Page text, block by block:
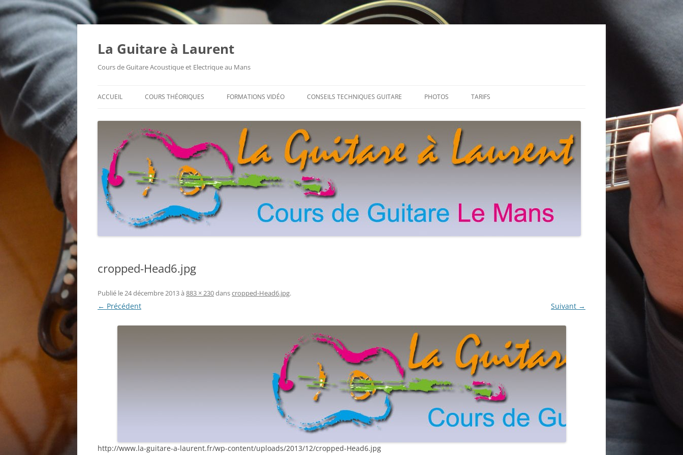
Aller
La Guitare à Laurent
Cours de Guitare Acoustique et Electrique au Mans
ACCUEIL COURS THÉORIQUES FORMATIONS VIDÉO CONSEILS TECHNIQUES GUITARE PHOTOS TARIFS
cropped-Head6.jpg
Publié le24 décembre 2013à 883 × 230danscropped-Head6.jpg.
← Précédent Suivant →
http://www.la-guitare-a-laurent.fr/wp-content/uploads/2013/12/cropped-Head6.jpg